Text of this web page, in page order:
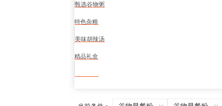
甄选谷物粥
特色杂粮
美味胡辣汤
精品礼盒